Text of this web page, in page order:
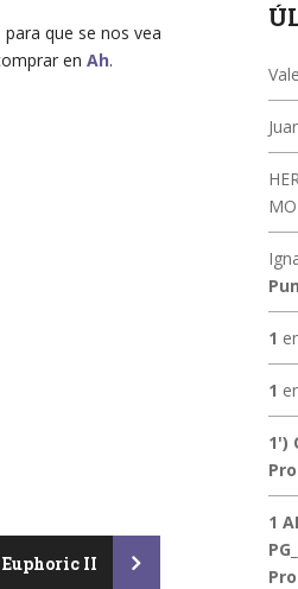
que se nos vea
en Ah.
II
1
1
1')
1